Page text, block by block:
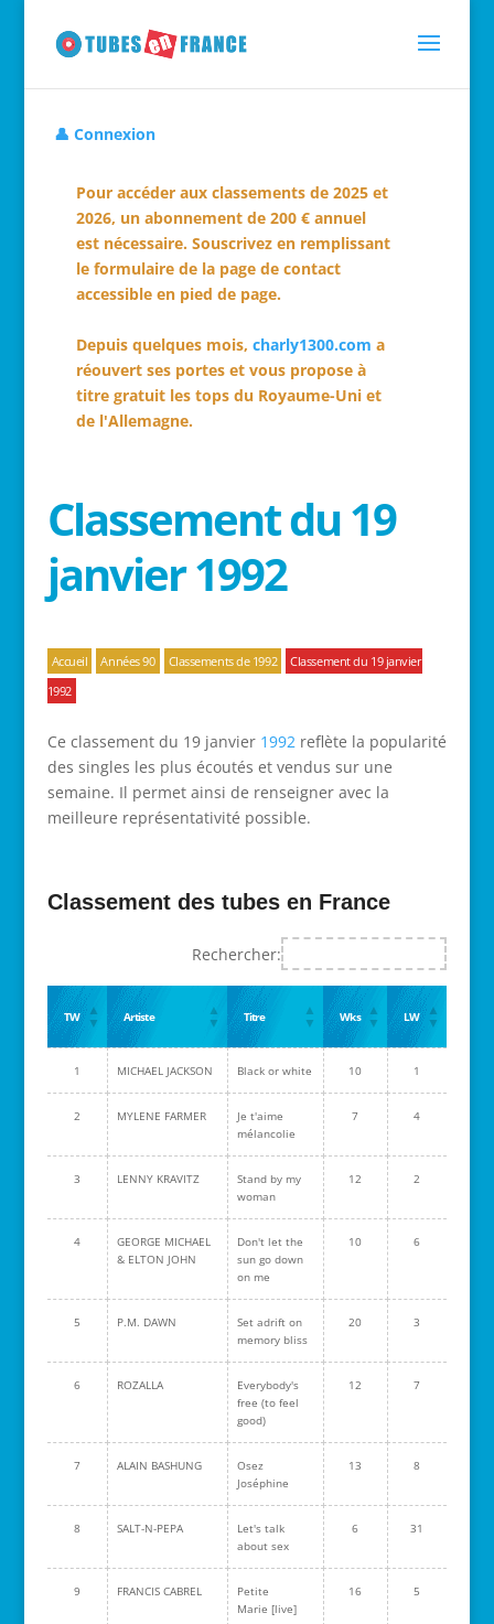
👤 Connexion
Pour accéder aux classements de 2025 et
2026, un abonnement de 200 € annuel
est nécessaire. Souscrivez en remplissant
le formulaire de la page de contact
accessible en pied de page.
Depuis quelques mois, charly1300.com a
réouvert ses portes et vous propose à
titre gratuit les tops du Royaume-Uni et
de l'Allemagne.
Classement du 19
janvier 1992
Accueil Années 90 Classements de 1992
Classement du 19 janvier
1992
Ce classement du 19 janvier 1992reflète la popularité
des singles les plus écoutés et vendus sur une
semaine. Il permet ainsi de renseigner avec la
meilleure représentativité possible.
Classement des tubes en France
Rechercher:
TW Artiste Titre Wks LW
1 MICHAEL JACKSON Black or white 10 1
2 MYLENE FARMER
Je t'aime
mélancolie
7 4
3 LENNY KRAVITZ
Stand by my
woman
12 2
4
GEORGE MICHAEL
& ELTON JOHN
Don't let the
sun go down
on me
10 6
5 P.M. DAWN
Set adrift on
memory bliss
20 3
6 ROZALLA
Everybody's
free (to feel
good)
12 7
7 ALAIN BASHUNG
Osez
Joséphine
13 8
8 SALT-N-PEPA
Let's talk
about sex
6 31
9 FRANCIS CABREL
Petite
Marie [live]
16 5